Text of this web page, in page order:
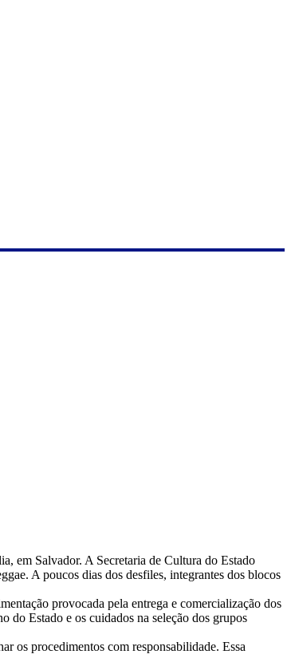
em Salvador. A Secretaria de Cultura do Estado
A poucos dias dos desfiles, integrantes dos blocos
provocada pela entrega e comercialização dos
do Estado e os cuidados na seleção dos grupos
os procedimentos com responsabilidade. Essa